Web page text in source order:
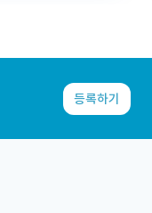
등록하기